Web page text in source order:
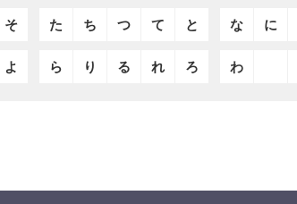
そ た ち つ て と な に
よ ら り る れ ろ わ